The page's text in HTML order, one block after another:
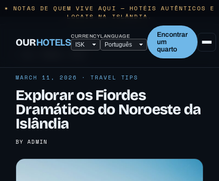
✶ NOTAS DE QUEM VIVE AQUI — HOTÉIS AUTÊNTICOS E
LOCAIS NA ISLÂNDIA.
OURHOTELSCURRENCYLANGUAGE
Encontrar
um
quarto
MARCH 11, 2026 · TRAVEL TIPS
Explorar os Fiordes
Dramáticos do Noroeste da
Islândia
BY ADMIN